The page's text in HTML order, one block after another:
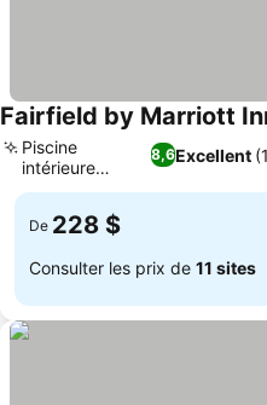
Fairfield by Marriott
8,6Excellent
Piscine
intérieure
chauffée
De 228 $
Consulter les prix de 11 sites